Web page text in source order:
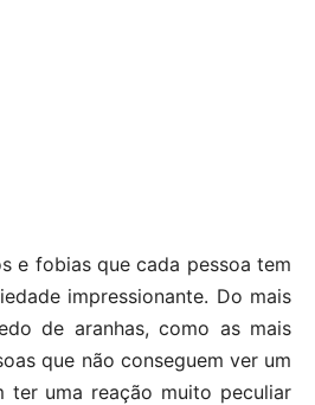
e fobias que cada pessoa tem
impressionante. Do mais
de aranhas, como as mais
que não conseguem ver um
ter uma reação muito peculiar